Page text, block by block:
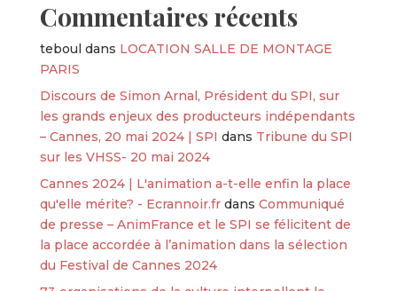
Commentaires récents
teboul dans LOCATION SALLE DE MONTAGE
PARIS
Discours de Simon Arnal, Président du SPI, sur
les grands enjeux des producteurs indépendants
– Cannes, 20 mai 2024 | SPI dans Tribune du SPI
sur les VHSS- 20 mai 2024
Cannes 2024 | L'animation a-t-elle enfin la place
qu'elle mérite? - Ecrannoir.frdans Communiqué
de presse – AnimFrance et le SPI se félicitent de
la place accordée à l’animation dans la sélection
du Festival de Cannes 2024